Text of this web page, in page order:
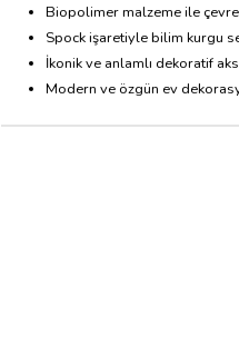
Biopolimer malzeme ile
Spock işaretiyle bilim kurgu
İkonik ve anlamlı dekoratif
Modern ve özgün ev